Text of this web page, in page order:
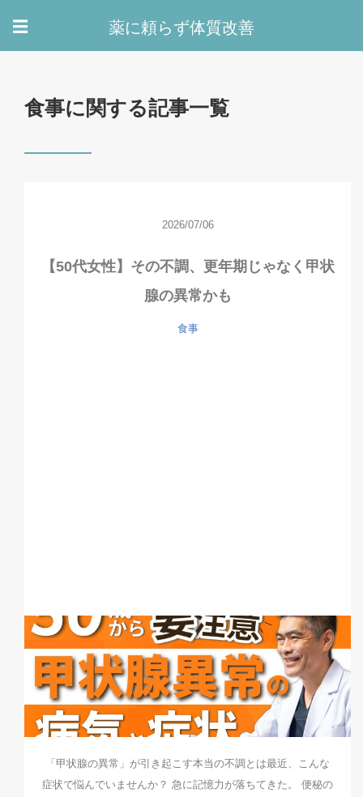
☰ 薬に頼らず体質改善
食事に関する記事一覧
2026/07/06
【50代女性】その不調、更年期じゃなく甲状
腺の異常かも
食事
「甲状腺の異常」が引き起こす本当の不調とは最近、こんな
症状で悩んでいませんか？ 急に記憶力が落ちてきた。 便秘の